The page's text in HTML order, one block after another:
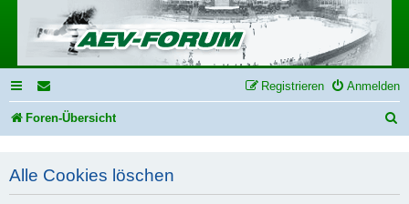
Anmelden
Registrieren
Foren-Übersicht
h
Alle Cookies löschen